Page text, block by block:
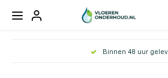
Hoofdmenu / reinigingsproducten
Hoofdmenu / periodieke
Hoofdmenu / bescherming en accessoires
Hoofdmenu / matten
Hoofdmenu / totaalpakketten
Binnen 48 uur